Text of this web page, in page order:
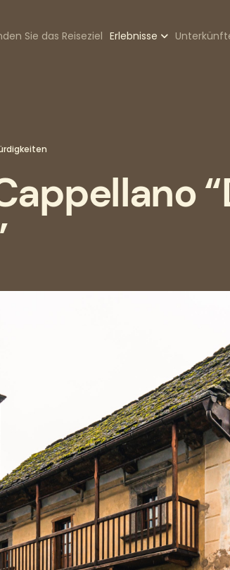
Sie das Reiseziel Erlebnisse